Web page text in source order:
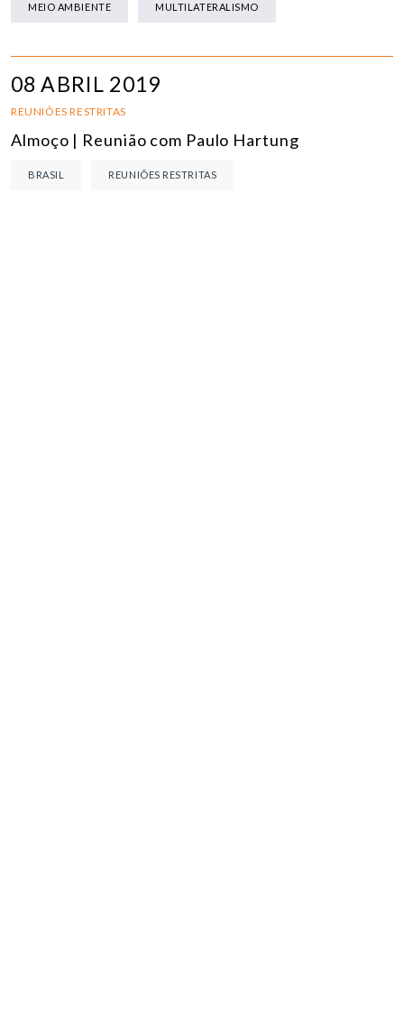
MEIO AMBIENTE MULTILATERALISMO
08 ABRIL 2019
REUNIÕES RESTRITAS
Almoço | Reunião com Paulo Hartung
BRASIL REUNIÕES RESTRITAS